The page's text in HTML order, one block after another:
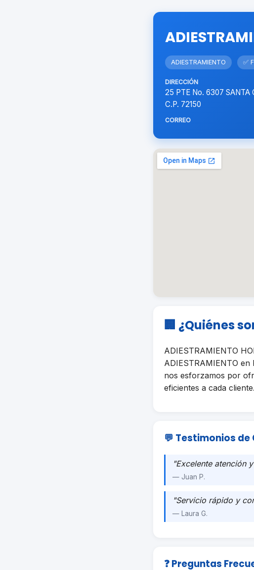
ADIESTRAMIENTO ✅
DIRECCIÓN
25 PTE No. 6307 SANTA
C.P. 72150
CORREO
🏢 ¿Quiénes
ADIESTRAMIENTO
ADIESTRAMIENTO
nos esforzamos por
eficientes a cada cliente.
💬 Testimonios de
"Excelente atención
— Juan P.
"Servicio rápido y
— Laura G.
❓ Preguntas